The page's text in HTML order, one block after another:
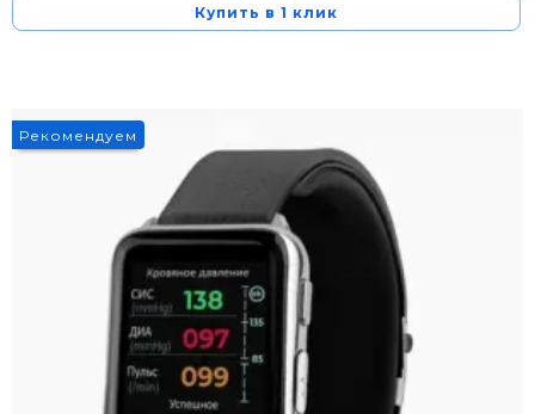
Купить в 1 клик
Рекомендуем